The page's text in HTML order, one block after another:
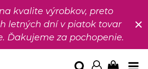
kvalite výrobkov, preto
letných dní v piatok tovar
Ďakujeme za pochopenie.
×